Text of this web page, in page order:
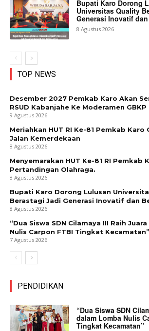
Bupati Karo Dorong
Universitas Quality
Generasi Inovatif
8 Agustus 2026
TOP NEWS
Desember 2027 Pemkab Karo Akan
RSUD Kabanjahe Ke Moderamen GBKP
9 Agustus 2026
Meriahkan HUT RI Ke-81 Pemkab Karo
Jalan Kemerdekaan
8 Agustus 2026
Menyemarakan HUT Ke-81 RI Pemkab
Pertandingan Olahraga.
8 Agustus 2026
Bupati Karo Dorong Lulusan
Berastagi Jadi Generasi Inovatif dan
8 Agustus 2026
“Dua Siswa SDN Cilamaya III Raih
Nulis Carpon FTBI Tingkat Kecamatan”
7 Agustus 2026
PENDIDIKAN
“Dua Siswa SDN
dalam Lomba Nulis
Tingkat Kecamatan”